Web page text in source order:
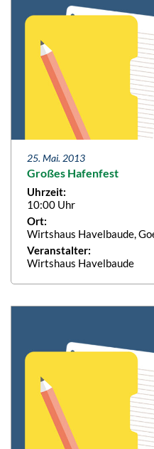
25. Mai. 2013
Großes Hafenfest
Uhrzeit:
10:00 Uhr
Ort:
Wirtshaus Havelbaude,
Veranstalter:
Wirtshaus Havelbaude